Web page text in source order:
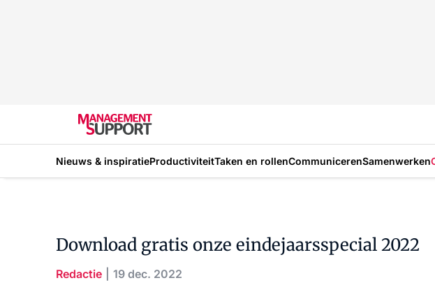
Nieuws & inspiratieProductiviteitTaken en rollenCommunicerenSamenwerken
Download gratis onze eindejaarsspecial 2022
Redactie 19 dec. 2022